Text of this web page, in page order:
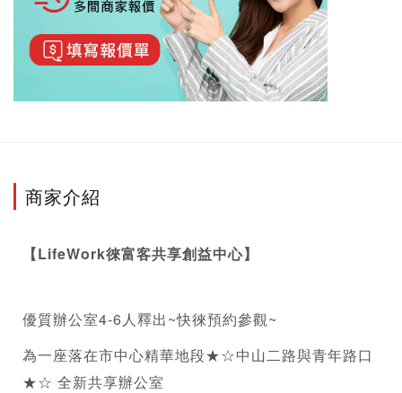
商家介紹
【LifeWork徠富客共享創益中心】
優質辦公室4-6人釋出~快徠預約參觀~
為一座落在市中心精華地段★☆中山二路與青年路口
★☆ 全新共享辦公室